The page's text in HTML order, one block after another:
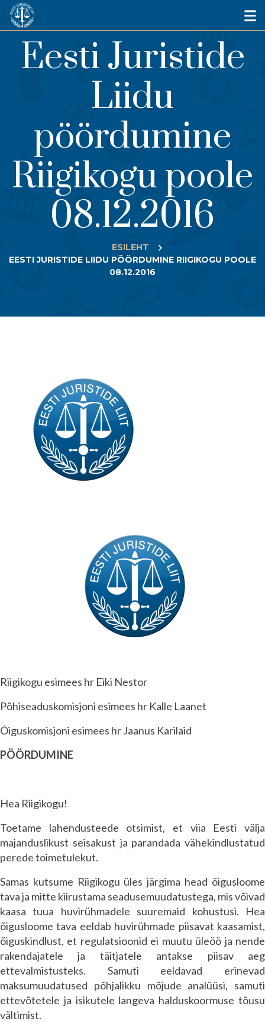
Eesti Juristide
Liidu
pöördumine
Riigikogu poole
08.12.2016
ESILEHT
EESTI JURISTIDE LIIDU PÖÖRDUMINE RIIGIKOGU POOLE
08.12.2016
Riigikogu esimees hr Eiki Nestor
Põhiseaduskomisjoni esimees hr Kalle Laanet
Õiguskomisjoni esimees hr Jaanus Karilaid
PÖÖRDUMINE
Hea Riigikogu!
Toetame lahendusteede otsimist, et viia Eesti välja
majanduslikust seisakust ja parandada vähekindlustatud
perede toimetulekut.
Samas kutsume Riigikogu üles järgima head õigusloome
tava ja mitte kiirustama seadusemuudatustega, mis võivad
kaasa tuua huvirühmadele suuremaid kohustusi. Hea
õigusloome tava eeldab huvirühmade piisavat kaasamist,
õiguskindlust, et regulatsioonid ei muutu üleöö ja nende
rakendajatele ja täitjatele antakse piisav aeg
ettevalmistusteks. Samuti eeldavad erinevad
maksumuudatused põhjalikku mõjude analüüsi, samuti
ettevõtetele ja isikutele langeva halduskoormuse tõusu
vältimist.